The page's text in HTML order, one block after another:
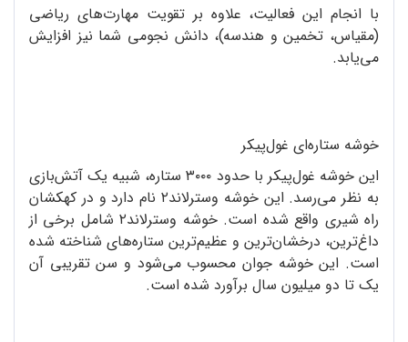
با انجام این فعالیت، علاوه بر تقویت مهارت‌های ریاضی
(مقیاس، تخمین و هندسه)، دانش نجومی شما نیز افزایش
می‌یابد.
خوشه ستاره‌ای غول‌پیکر
این خوشه‌ غول‌پیکر با حدود ۳۰۰۰ ستاره، شبیه یک آتش‌بازی
به نظر می‌رسد. این خوشه وسترلاند۲ نام دارد و در کهکشان
راه شیری واقع شده است. خوشه‌ وسترلاند۲ شامل برخی از
داغ‌ترین، درخشان‌ترین و عظیم‌ترین ستاره‌های شناخته شده
است. این خوشه جوان محسوب می‌شود و سن تقریبی آن
یک تا دو میلیون سال برآورد شده است.